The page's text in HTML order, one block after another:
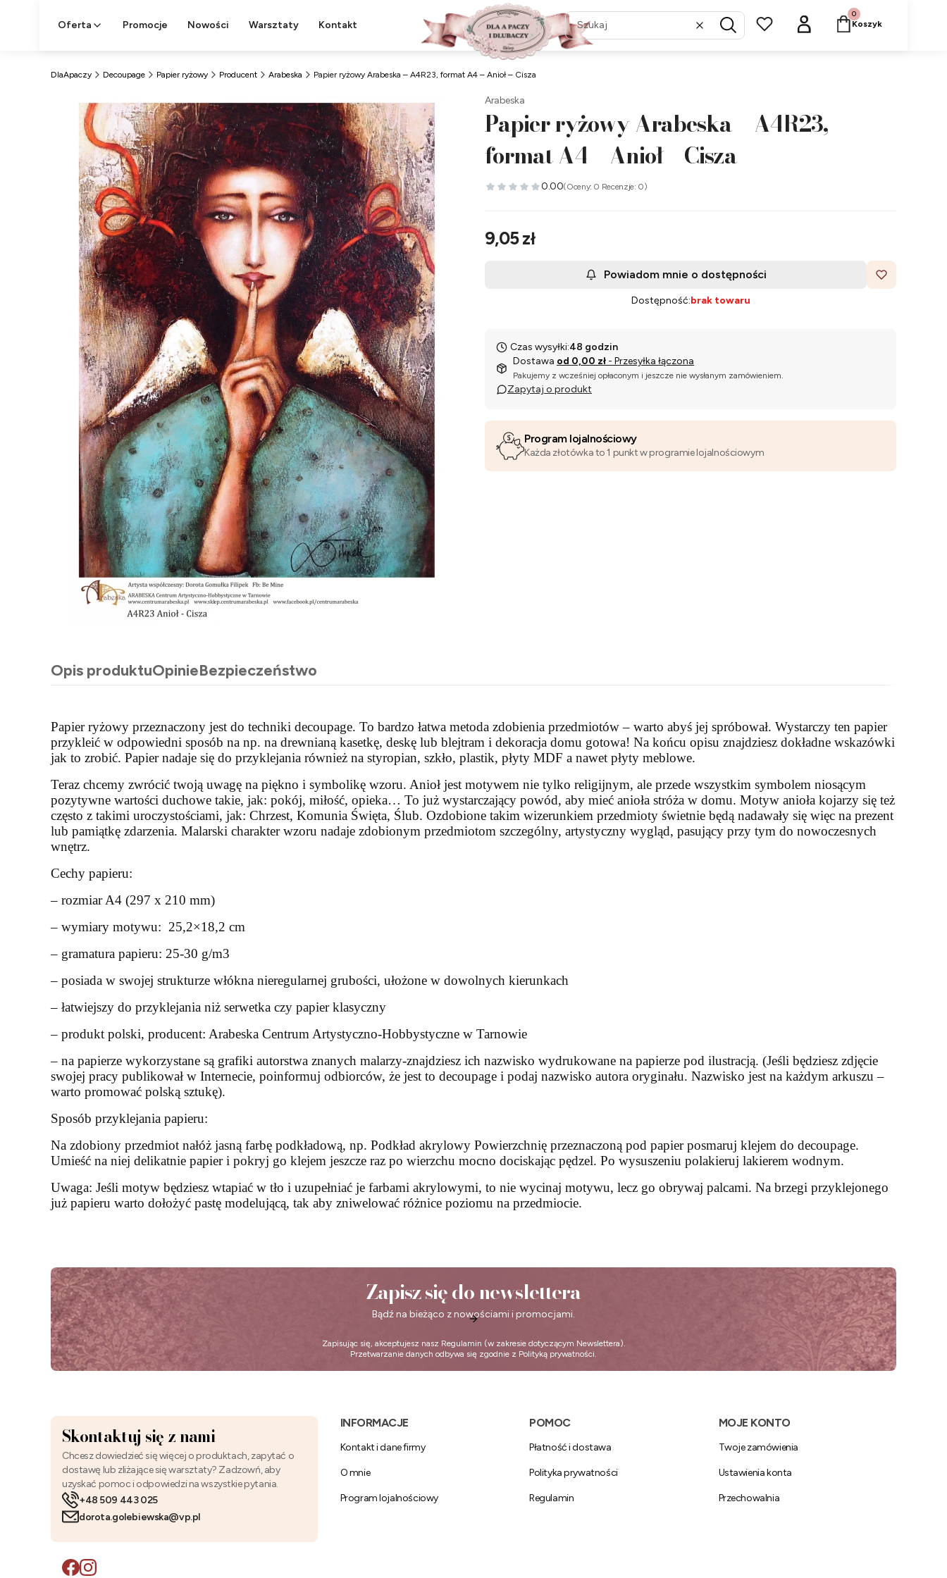
Oferta Promocje Nowości Warsztaty Kontakt WyczyśćSzukaj
Produkty w koszyku:
Koszyk
DlaApaczy Decoupage Papier ryżowy Producent Arabeska Papier ryżowy Arabeska – A4R23, format A4 – Anioł – Cisza
Arabeska
Papier ryżowy Arabeska – A4R23,
format A4 – Anioł – Cisza
0.00(Oceny: 0 Recenzje: 0)
Cena
9,05 zł
Powiadom mnie o dostępności
Dostępność:brak towaru
Czas wysyłki:48 godzin
Dostawa od 0,00 zł - Przesyłka łączona
Pakujemy z wcześniej opłaconym i jeszcze nie wysłanym zamówieniem.
Zapytaj o produkt
Program lojalnościowy
Każda złotówka to 1 punkt w programie lojalnościowym
Opis produktuOpinieBezpieczeństwo
Papier ryżowy przeznaczony jest do techniki decoupage. To bardzo łatwa metoda zdobienia przedmiotów – warto abyś jej spróbował. Wystarczy ten papier
przykleić w odpowiedni sposób na np. na drewnianą kasetkę, deskę lub blejtram i dekoracja domu gotowa! Na końcu opisu znajdziesz dokładne wskazówki
jak to zrobić. Papier nadaje się do przyklejania również na styropian, szkło, plastik, płyty MDF a nawet płyty meblowe.
Teraz chcemy zwrócić twoją uwagę na piękno i symbolikę wzoru. Anioł jest motywem nie tylko religijnym, ale przede wszystkim symbolem niosącym
pozytywne wartości duchowe takie, jak: pokój, miłość, opieka… To już wystarczający powód, aby mieć anioła stróża w domu. Motyw anioła kojarzy się też
często z takimi uroczystościami, jak: Chrzest, Komunia Święta, Ślub. Ozdobione takim wizerunkiem przedmioty świetnie będą nadawały się więc na prezent
lub pamiątkę zdarzenia. Malarski charakter wzoru nadaje zdobionym przedmiotom szczególny, artystyczny wygląd, pasujący przy tym do nowoczesnych
wnętrz.
Cechy papieru:
– rozmiar A4 (297 x 210 mm)
– wymiary motywu: 25,2×18,2 cm
– gramatura papieru: 25-30 g/m3
– posiada w swojej strukturze włókna nieregularnej grubości, ułożone w dowolnych kierunkach
– łatwiejszy do przyklejania niż serwetka czy papier klasyczny
– produkt polski, producent: Arabeska Centrum Artystyczno-Hobbystyczne w Tarnowie
– na papierze wykorzystane są grafiki autorstwa znanych malarzy-znajdziesz ich nazwisko wydrukowane na papierze pod ilustracją. (Jeśli będziesz zdjęcie
swojej pracy publikował w Internecie, poinformuj odbiorców, że jest to decoupage i podaj nazwisko autora oryginału. Nazwisko jest na każdym arkuszu –
warto promować polską sztukę).
Sposób przyklejania papieru:
Na zdobiony przedmiot nałóż jasną farbę podkładową, np. Podkład akrylowy Powierzchnię przeznaczoną pod papier posmaruj klejem do decoupage.
Umieść na niej delikatnie papier i pokryj go klejem jeszcze raz po wierzchu mocno dociskając pędzel. Po wysuszeniu polakieruj lakierem wodnym.
Uwaga: Jeśli motyw będziesz wtapiać w tło i uzupełniać je farbami akrylowymi, to nie wycinaj motywu, lecz go obrywaj palcami. Na brzegi przyklejonego
już papieru warto dołożyć pastę modelującą, tak aby zniwelować różnice poziomu na przedmiocie.
Zapisz się do newslettera
Bądź na bieżąco z nowościami i promocjami.
Zapisując się, akceptujesz nasz Regulamin (w zakresie dotyczącym Newslettera).
Przetwarzanie danych odbywa się zgodnie z Polityką prywatności.
Skontaktuj się z nami
Chcesz dowiedzieć się więcej o produktach, zapytać o
dostawę lub zliżające się warsztaty? Zadzowń, aby
uzyskać pomoc i odpowiedzi na wszystkie pytania.
+48 509 443 025
dorota.golebiewska@vp.pl
Linki w stopce
INFORMACJE
Kontakt i dane firmy
O mnie
Program lojalnościowy
POMOC
Płatność i dostawa
Polityka prywatności
Regulamin
MOJE KONTO
Twoje zamówienia
Ustawienia konta
Przechowalnia